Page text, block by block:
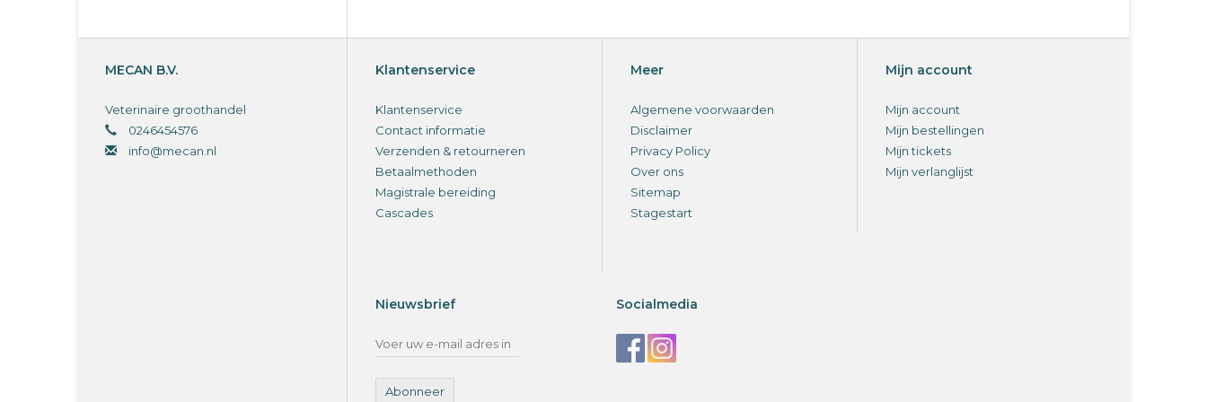
MECAN B.V.
Veterinaire groothandel
0246454576
info@mecan.nl
Klantenservice
Klantenservice
Contact informatie
Verzenden & retourneren
Betaalmethoden
Magistrale bereiding
Cascades
Meer
Algemene voorwaarden
Disclaimer
Privacy Policy
Over ons
Sitemap
Stagestart
Mijn account
Mijn account
Mijn bestellingen
Mijn tickets
Mijn verlanglijst
Nieuwsbrief
Abonneer
Socialmedia